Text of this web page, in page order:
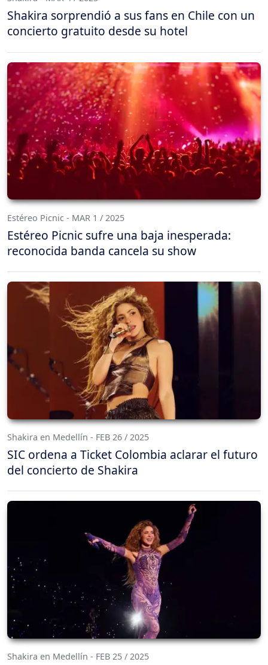
Shakira sorprendió a sus fans en Chile con un
concierto gratuito desde su hotel
Estéreo Picnic - MAR 1 / 2025
Estéreo Picnic sufre una baja inesperada:
reconocida banda cancela su show
Shakira en Medellín - FEB 26 / 2025
SIC ordena a Ticket Colombia aclarar el futuro
del concierto de Shakira
Shakira en Medellín - FEB 25 / 2025